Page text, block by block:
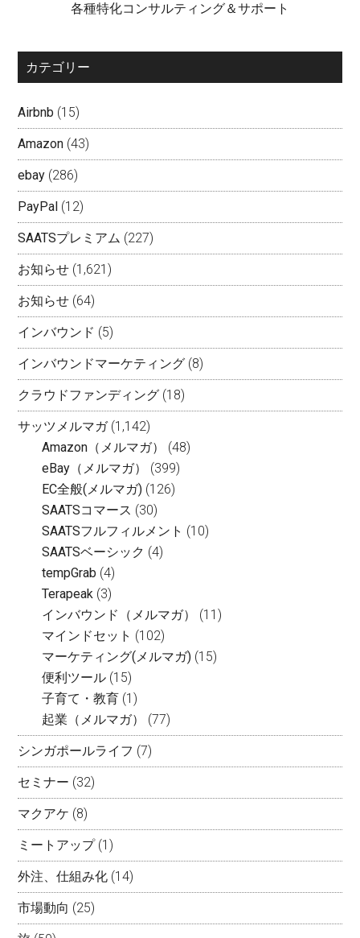
各種特化コンサルティング＆サポート
カテゴリー
Airbnb (15)
Amazon (43)
ebay (286)
PayPal (12)
SAATSプレミアム (227)
お知らせ (1,621)
お知らせ (64)
インバウンド (5)
インバウンドマーケティング (8)
クラウドファンディング (18)
サッツメルマガ(1,142)
Amazon（メルマガ）
(48)
eBay（メルマガ）
(399)
EC全般(メルマガ) (126)
SAATSコマース (30)
SAATSフルフィルメント (10)
SAATSベーシック (4)
tempGrab (4)
Terapeak (3)
インバウンド（メルマガ）
(11)
マインドセット (102)
マーケティング(メルマガ) (15)
便利ツール (15)
子育て・教育 (1)
起業（メルマガ）
(77)
シンガポールライフ (7)
セミナー (32)
マクアケ (8)
ミートアップ(1)
外注、仕組み化 (14)
市場動向 (25)